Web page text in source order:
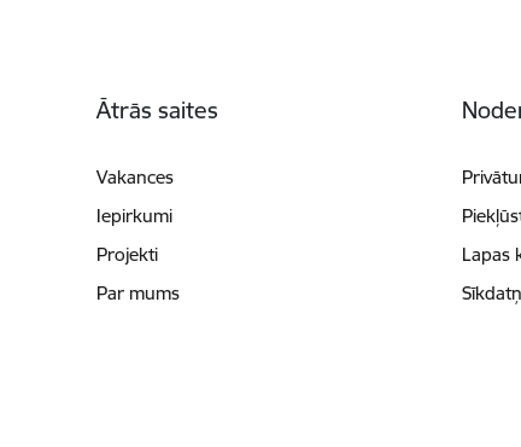
Ātrās saites
Vakances
Iepirkumi
Projekti
Par mums
Lapas